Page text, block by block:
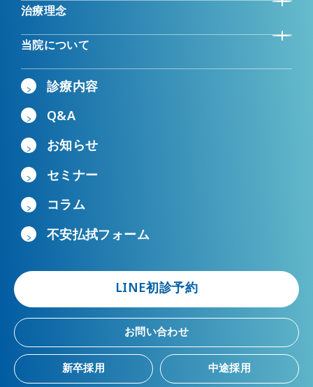
治療理念
当院について
診療内容
Q&A
お知らせ
セミナー
コラム
不安払拭フォーム
LINE初診予約
お問い合わせ
新卒採用 中途採用